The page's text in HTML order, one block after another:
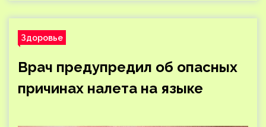
Здоровье
Врач предупредил об опасных
причинах налета на языке